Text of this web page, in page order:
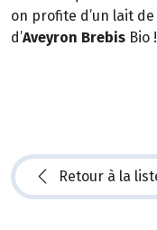
on profite d’un lait
d’Aveyron Brebis Bio !
Retour à la